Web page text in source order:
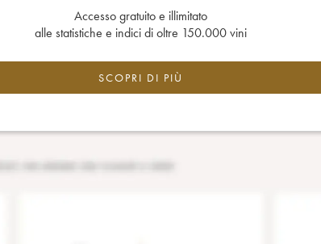
Accesso gratuito e illimitato
alle statistiche e indici di oltre 150.000 vini
SCOPRI DI PIÙ